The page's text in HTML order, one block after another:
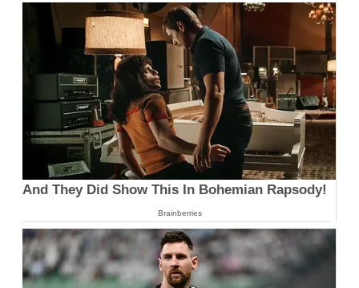
And They Did Show This In Bohemian Rapsody!
Brainberries